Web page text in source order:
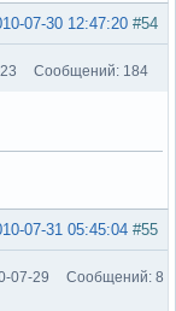
#54
07-30 12:47:20
Сообщений: 184
#55
07-31 05:45:04
07-29
Сообщений: 8